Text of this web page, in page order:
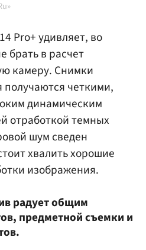
Pro+ удивляет, во
брать в расчет
камеру. Снимки
четкими,
динамическим
отработкой темных
шум сведен
хвалить хорошие
изображения.
радует общим
предметной съемки и